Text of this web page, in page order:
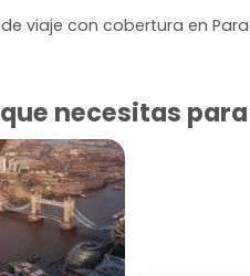
viaje con cobertura en
necesitas